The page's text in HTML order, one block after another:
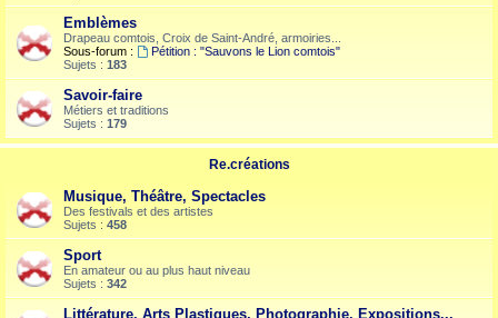
Emblèmes
Drapeau comtois, Croix de Saint-André, armoiries...
Sous-forum :
Pétition : "Sauvons le Lion comtois"
Sujets : 183
Savoir-faire
Métiers et traditions
Sujets : 179
Re.créations
Musique, Théâtre, Spectacles
Des festivals et des artistes
Sujets : 458
Sport
En amateur ou au plus haut niveau
Sujets : 342
Littérature, Arts Plastiques, Photographie, Expositions...